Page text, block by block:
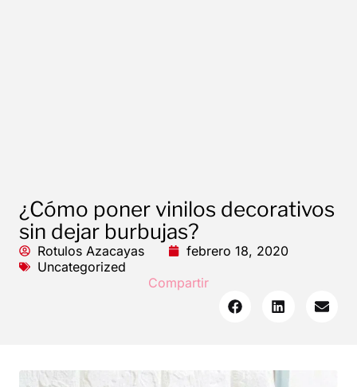
¿Cómo poner vinilos decorativos
sin dejar burbujas?
Rotulos Azacayas
febrero 18, 2020
Uncategorized
Compartir